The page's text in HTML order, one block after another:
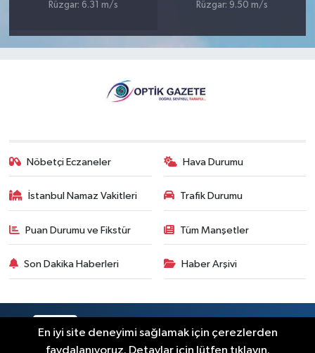
Rüzgar: 6.31 m/s
Rüzgar: 9.50 m/s
Nöbetçi Eczaneler Hava Durumu
İstanbul Namaz Vakitleri Trafik Durumu
Puan Durumu ve Fikstür Tüm Manşetler
Son Dakika Haberleri Haber Arşivi
En iyi site deneyimi sağlamak için çerezlerden
faydalanıyoruz. Detaylar için lütfen tıklayın.